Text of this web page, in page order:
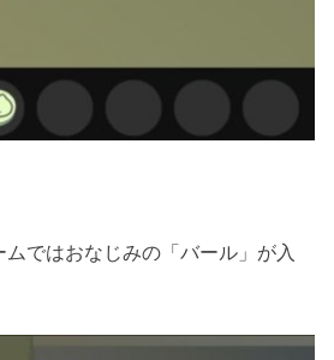
ではおなじみの「バール」が入